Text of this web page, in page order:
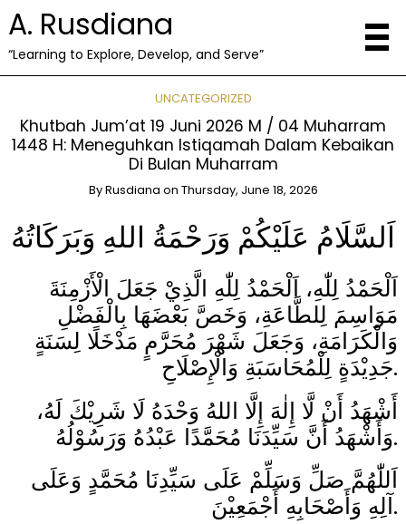
A. Rusdiana
“Learning to Explore, Develop, and Serve”
UNCATEGORIZED
Khutbah Jum’at 19 Juni 2026 M / 04 Muharram
1448 H: Meneguhkan Istiqamah Dalam Kebaikan
Di Bulan Muharram
ByRusdiana on Thursday, June 18, 2026
اَلسَّلَامُ عَلَيْكُمْ وَرَحْمَةُ اللهِ وَبَرَكَاتُهُ
اَلْحَمْدُ لِلّٰهِ، اَلْحَمْدُ لِلّٰهِ الَّذِيْ جَعَلَ الْأَزْمِنَةَ
مَوَاسِمَ لِلطَّاعَةِ، وَخَصَّ بَعْضَهَا بِالْفَضْلِ
وَالْكَرَامَةِ، وَجَعَلَ شَهْرَ مُحَرَّمٍ مَدْخَلًا لِسَنَةٍ
جَدِيْدَةٍ لِلْمُحَاسَبَةِ وَالْإِصْلَاحِ.
أَشْهَدُ أَنْ لَّا إِلٰهَ إِلَّا اللهُ وَحْدَهُ لَا شَرِيْكَ لَهُ،
وَأَشْهَدُ أَنَّ سَيِّدَنَا مُحَمَّدًا عَبْدُهُ وَرَسُوْلُهُ.
اَللّٰهُمَّ صَلِّ وَسَلِّمْ عَلَى سَيِّدِنَا مُحَمَّدٍ وَعَلَى
آلِهِ وَأَصْحَابِهِ أَجْمَعِيْنَ.